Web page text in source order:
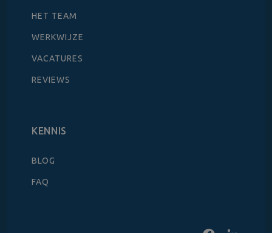
HET TEAM
WERKWIJZE
VACATURES
REVIEWS
KENNIS
BLOG
FAQ